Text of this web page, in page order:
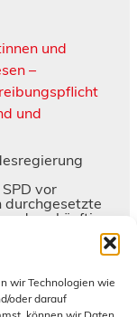
wir Technologien wie
oder darauf
und
–
und
vor
durchgesetzte
dass künftig
ist völlig
der
und
(ASG) Boris